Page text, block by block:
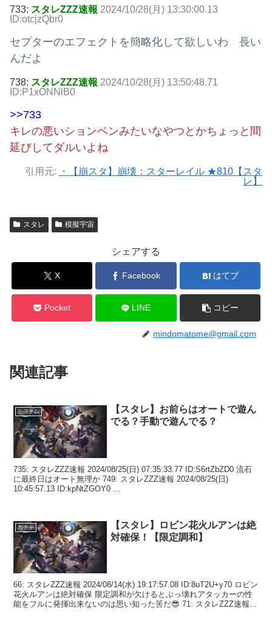
733: スタレZZZ速報 2024/10/28(月) 13:30:00.13
ID:otcjzQbr0
セプターのエフェクトを簡略化して欲しいわ 長い
んだよ
738: スタレZZZ速報 2024/10/28(月) 13:50:48.71
ID:P1xONNlB0
>>733
キレの悪いションベンみたいなやつとかちょっと間
延びしてダルいよね
引用元:
・【崩スタ】崩壊：スターレイル ★810【スタ
レ】
スタレ 模擬宇宙
シェアする
X Facebook はてブ
Pocket LINE コピー
mindomatome@gmail.com
関連記事
システム
【スタレ】お前らはオートで遊ん
でる？手動で遊んでる？
735: スタレZZZ速報 2024/08/25(日) 07:35:33.77 ID:S6rtZbZD0 流石
に最終日はオート無理か 749: スタレZZZ速報 2024/08/25(日)
10:45:57.13 ID:kpNtZGOY0 ...
ガチャ
【スタレ】ロビン花火ルアンは絶
対確保！【限定調和】
66: スタレZZZ速報 2024/08/14(水) 19:17:57.08 ID:8uT2U+y70 ロビン
花火ルアンは絶対確保 限定調和が欠けるとぶっ壊れアタッカーの性
能をフルに発揮出来ないのは思い知った筈だ😎 71: スタレZZZ速報...